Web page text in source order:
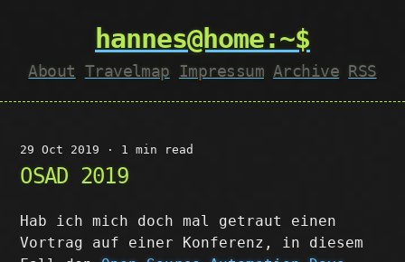
hannes@home:~$
About Travelmap Impressum Archive RSS
29 Oct 2019 · 1 min read
OSAD 2019
Hab ich mich doch mal getraut einen
Vortrag auf einer Konferenz, in diesem